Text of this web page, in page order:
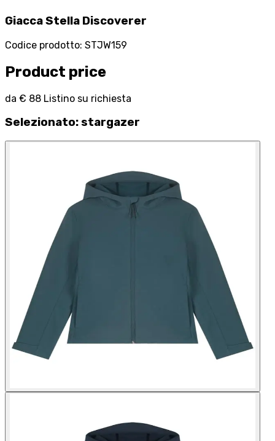
Giacca Stella Discoverer
Codice prodotto: STJW159
Product price
da € 88 Listino su richiesta
Selezionato:stargazer